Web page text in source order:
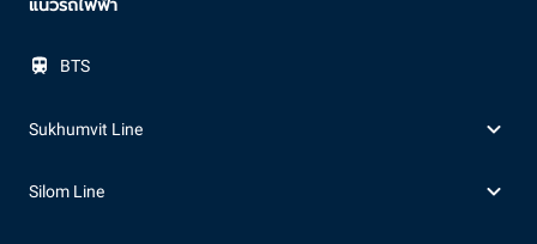
แนวรถไฟฟ้า
BTS
Sukhumvit Line
Silom Line